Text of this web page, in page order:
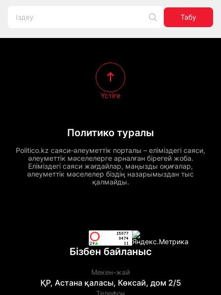
Табу
Политико туралы
Politico.kz саяси-әлеуметтік порталы – еліміздегі саяси,
әлеуметтік мәселелерге арналған бірегей жоба.
Еліміздегі саяси жағдайлар, маңызды оқиғалар,
әлеуметтік мәселелер біздің назарымыздан тыс
қалмайды.
Үстіге
Бізбен байланыс
Мекен-жай
ҚР, Астана қаласы, Көксай, дом 2/5
Телефон